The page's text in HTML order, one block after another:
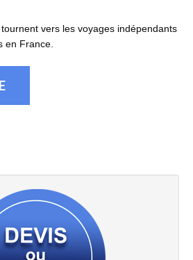
vers les voyages indépendants
en France.